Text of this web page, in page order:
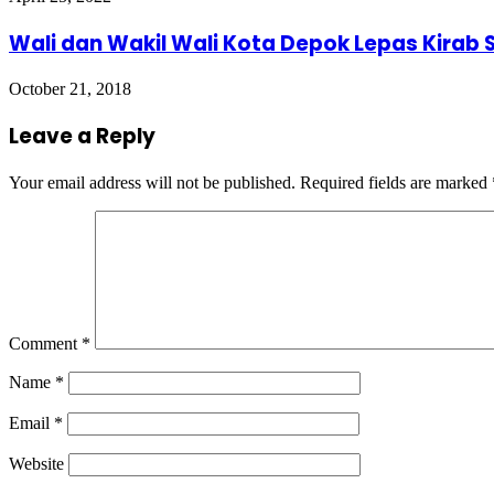
Wali dan Wakil Wali Kota Depok Lepas Kirab
October 21, 2018
Leave a Reply
Your email address will not be published. Required fields are marked
Comment *
Name *
Email *
Website